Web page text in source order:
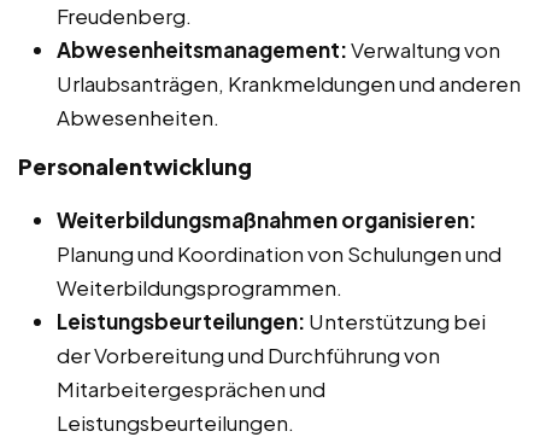
Freudenberg.
Abwesenheitsmanagement:Verwaltung von
Urlaubsanträgen, Krankmeldungen und anderen
Abwesenheiten.
Personalentwicklung
Weiterbildungsmaßnahmen organisieren:
Planung und Koordination von Schulungen und
Weiterbildungsprogrammen.
Leistungsbeurteilungen: Unterstützung bei
der Vorbereitung und Durchführung von
Mitarbeitergesprächen und
Leistungsbeurteilungen.